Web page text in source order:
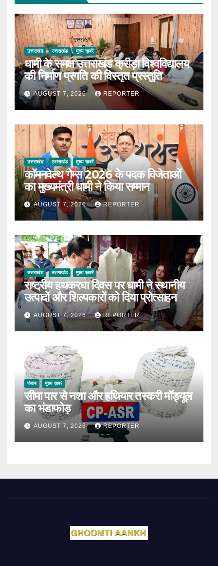
उत्तराखंड उत्तराखंड मुख्य ख़बरें
धामी के समक्ष उत्तराखंड क्रीड़ा विश्वविद्यालय
की निर्माण प्रगति की विस्तृत प्रस्तुति
AUGUST 7, 2026 REPORTER
उत्तराखंड उत्तराखंड मुख्य ख़बरें
कॉमनवेल्थ गेम्स 2026 के पदक विजेताओं
का मुख्यमंत्री धामी ने किया सम्मान
AUGUST 7, 2026 REPORTER
उत्तराखंड उत्तराखंड मुख्य ख़बरें
राष्ट्रीय हथकरघा दिवस पर धामी ने स्थानीय
उत्पादों और शिल्पकारों को दिया प्रोत्साहन
AUGUST 7, 2026 REPORTER
पंजाब मुख्य ख़बरें
सीमा पार से नशा और हथियार तस्करी मॉड्यूल
का भंडाफोड़
AUGUST 7, 2026 REPORTER